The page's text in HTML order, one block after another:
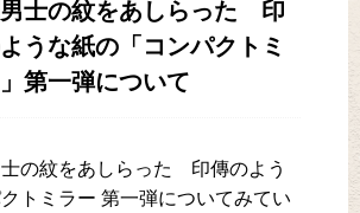
士の紋をあしらった 印
うな紙の「コンパクトミ
第一弾について
の紋をあしらった 印傳のよう
トミラー 第一弾についてみてい